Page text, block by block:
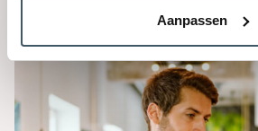
Aanpassen
Een sonate als
inspiratiebron om